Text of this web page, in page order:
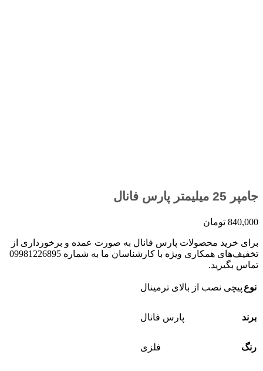
جامپر 25 میلیمتر پارس فانال
840,000 تومان
برای خرید محصولات پارس فانال به صورت عمده و برخورداری از
تخفیف‌های همکاری ویژه با کارشناسان ما به شماره 09981226895
تماس بگیرید.
نوع پیچی نصب از بالای ترمینال
برند پارس فانال
رنگ فلزی